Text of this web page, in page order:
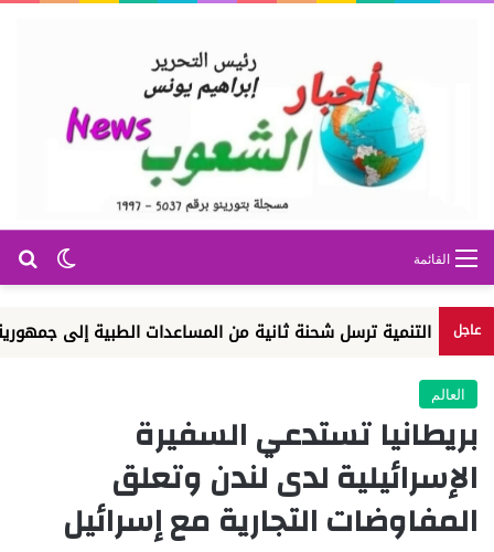
الوضع القائمة
عاجل ترسل شحنة ثانية من المساعدات الطبية إلى جمهورية
العالم
بريطانيا تستدعي السفيرة
الإسرائيلية لدى لندن وتعلق
المفاوضات التجارية مع إسرائيل